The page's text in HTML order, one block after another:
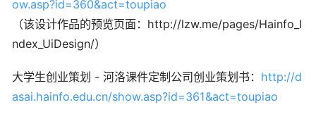
ow.asp?id=360&act=toupiao
（该设计作品的预览页面：http://lzw.me/pages/Hainfo_I
ndex_UiDesign/）
大学生创业策划 - 河洛课件定制公司创业策划书： http://d
asai.hainfo.edu.cn/show.asp?id=361&act=toupiao